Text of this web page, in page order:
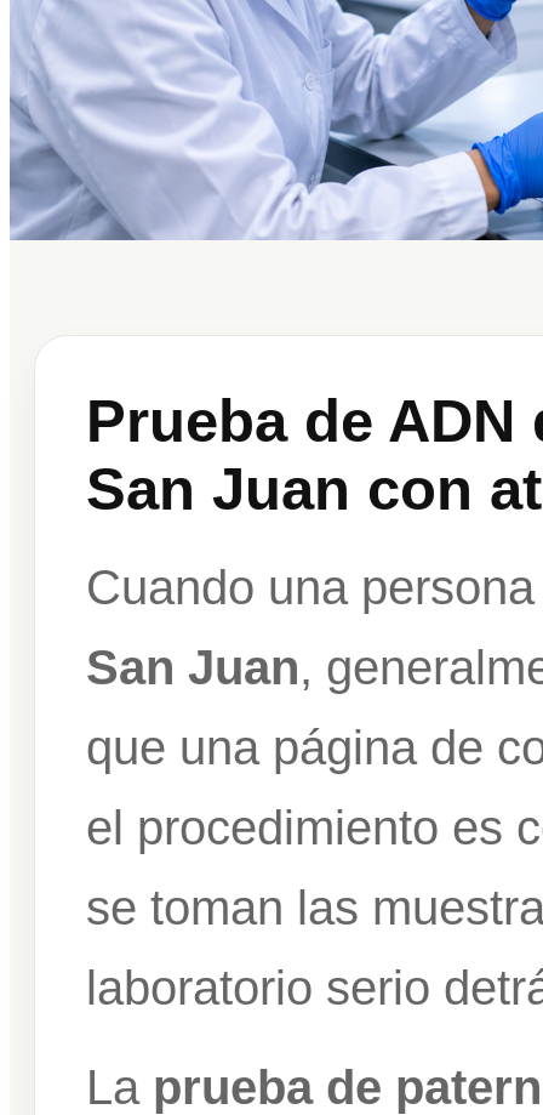
Prueba de
San Juan con
Cuando una
San Juan,
que una página de
el procedimiento es
se toman las
laboratorio serio
La prueba de